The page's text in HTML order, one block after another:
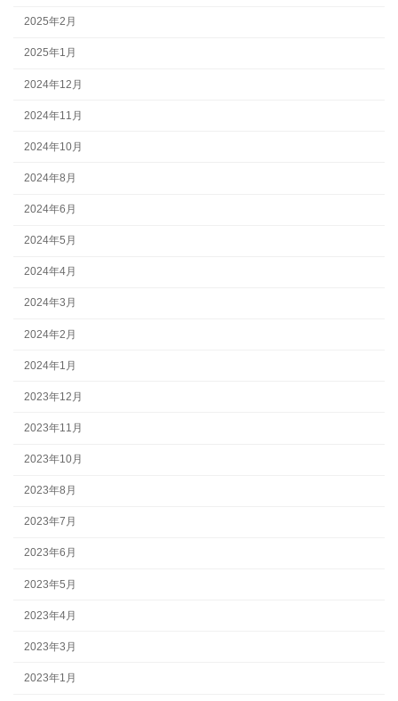
2025年2月
2025年1月
2024年12月
2024年11月
2024年10月
2024年8月
2024年6月
2024年5月
2024年4月
2024年3月
2024年2月
2024年1月
2023年12月
2023年11月
2023年10月
2023年8月
2023年7月
2023年6月
2023年5月
2023年4月
2023年3月
2023年1月